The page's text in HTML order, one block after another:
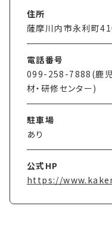
住所
薩摩川内市永利町
電話番号
099-258-7888(鹿
材・研修センター)
駐車場
あり
公式HP
https://